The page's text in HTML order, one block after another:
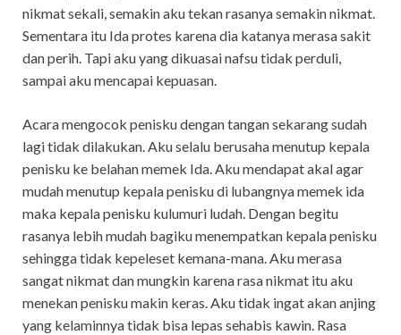
nikmat sekali, semakin aku tekan rasanya semakin nikmat.
Sementara itu Ida protes karena dia katanya merasa sakit
dan perih. Tapi aku yang dikuasai nafsu tidak perduli,
sampai aku mencapai kepuasan.
Acara mengocok penisku dengan tangan sekarang sudah
lagi tidak dilakukan. Aku selalu berusaha menutup kepala
penisku ke belahan memek Ida. Aku mendapat akal agar
mudah menutup kepala penisku di lubangnya memek ida
maka kepala penisku kulumuri ludah. Dengan begitu
rasanya lebih mudah bagiku menempatkan kepala penisku
sehingga tidak kepeleset kemana-mana. Aku merasa
sangat nikmat dan mungkin karena rasa nikmat itu aku
menekan penisku makin keras. Aku tidak ingat akan anjing
yang kelaminnya tidak bisa lepas sehabis kawin. Rasa